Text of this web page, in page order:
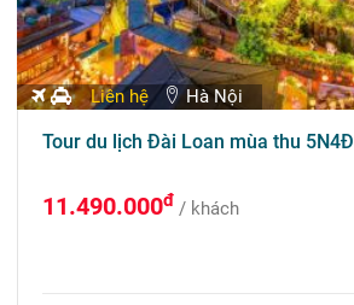
Liên hệ Hà Nội
Tour du lịch Đài Loan mùa thu 5N4Đ
11.490.000đ / khách